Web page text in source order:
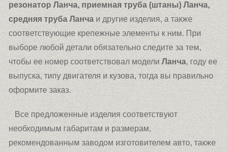
резонатор Ланча, приемная труба (штаны) Ланча,
средняя труба Ланча и другие изделия, а также
соответствующие крепежные элементы к ним. При
выборе любой детали обязательно следите за тем,
чтобы ее номер соответствовал моделиЛанча, году ее
выпуска, типу двигателя и кузова, тогда вы правильно
оформите заказ.
Все предложенные изделия соответствуют
необходимым габаритам и размерам,
рекомендованным заводом изготовителем авто, также